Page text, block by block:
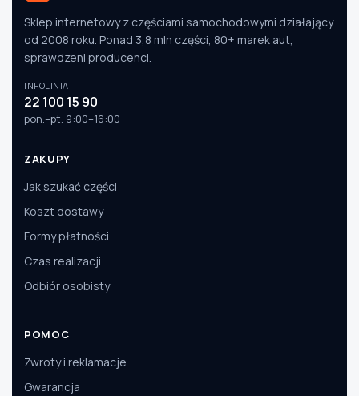
Sklep internetowy z częściami samochodowymi działający
od 2008 roku. Ponad 3,8 mln części, 80+ marek aut,
sprawdzeni producenci.
INFOLINIA
22 100 15 90
pon.–pt. 9:00–16:00
ZAKUPY
Jak szukać części
Koszt dostawy
Formy płatności
Czas realizacji
Odbiór osobisty
POMOC
Zwroty i reklamacje
Gwarancja